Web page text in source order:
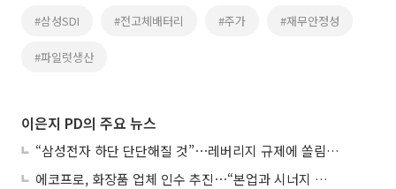
#삼성SDI #전고체배터리 #주가 #재무안정성
#파일럿생산
이은지 PD의 주요 뉴스
“삼성전자 하단 단단해질 것”⋯레버리지 규제에 쏠림 완화
에코프로, 화장품 업체 인수 추진⋯“본업과 시너지 부족”